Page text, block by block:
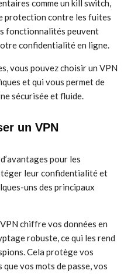
comme un kill switch,
protection contre les fuites
fonctionnalités peuvent
confidentialité en ligne.
vous pouvez choisir un VPN
et qui vous permet de
sécurisée et fluide.
un VPN
pour les
leur confidentialité et
uns des principaux
VPN chiffre vos données en
robuste, ce qui les rend
Cela protège vos
vos mots de passe, vos